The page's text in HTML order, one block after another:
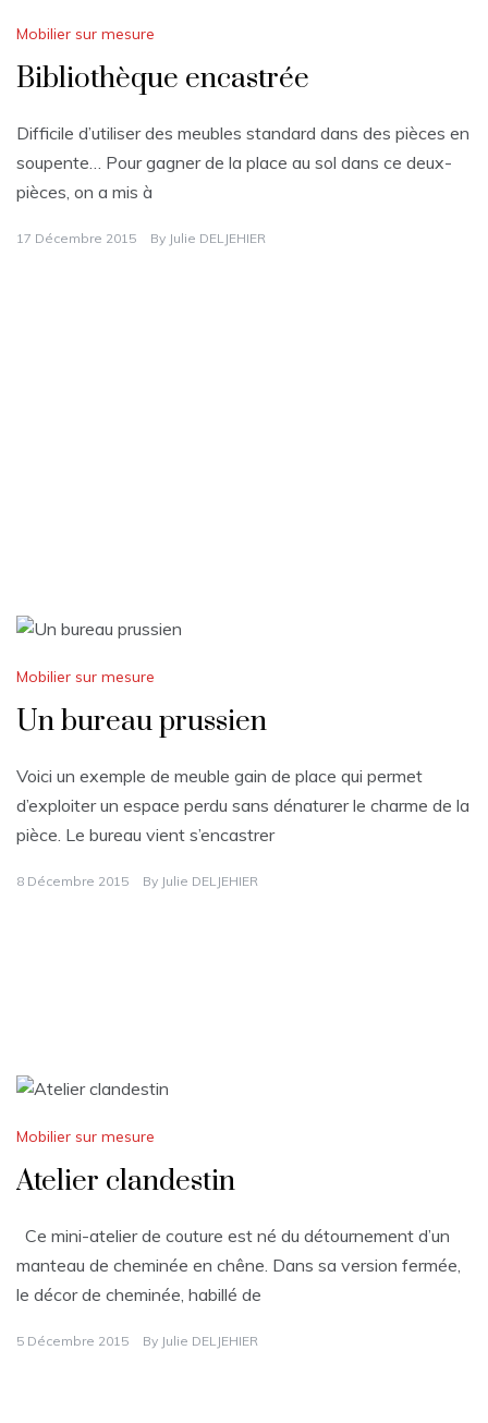
Mobilier sur mesure
Bibliothèque encastrée
Difficile d’utiliser des meubles standard dans des pièces en
soupente… Pour gagner de la place au sol dans ce deux­
pièces, on a mis à
17 Décembre 2015 By Julie DELJEHIER
Mobilier sur mesure
Un bureau prussien
Voici un exemple de meuble gain de place qui permet
d’exploiter un espace perdu sans dénaturer le charme de la
pièce. Le bureau vient s’encastrer
8 Décembre 2015 By Julie DELJEHIER
Mobilier sur mesure
Atelier clandestin
Ce mini-atelier de couture est né du détournement d’un
manteau de cheminée en chêne. Dans sa version fermée,
le décor de cheminée, habillé de
5 Décembre 2015 By Julie DELJEHIER